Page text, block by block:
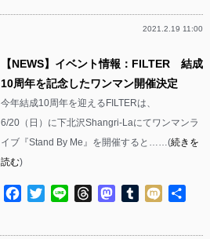
2021.2.19 11:00
【NEWS】イベント情報：FILTER 結成
10周年を記念したワンマン開催決定
今年結成10周年を迎えるFILTERは、
6/20（日）に下北沢Shangri-Laにてワンマンラ
イブ『Stand By Me』を開催すると……(続きを
読む)
Facebook
TwitterLine ThreadsMastodon
Tumblr
Mixi